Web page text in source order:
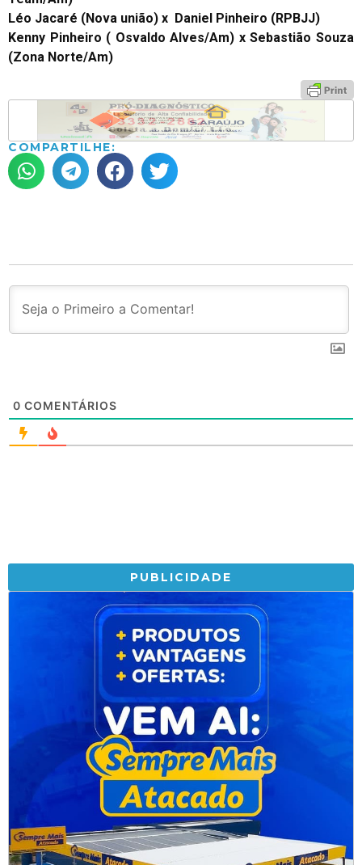
Léo Jacaré (Nova união) x Daniel Pinheiro (RPBJJ)
Kenny Pinheiro ( Osvaldo Alves/Am) x Sebastião Souza
(Zona Norte/Am)
COMPARTILHE:
0 COMENTÁRIOS
PUBLICIDADE